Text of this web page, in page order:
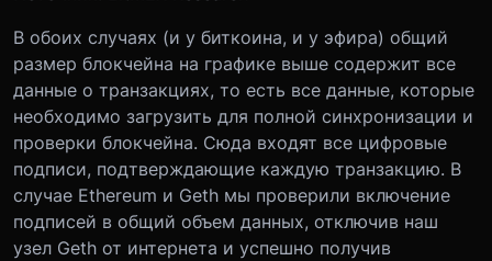
В обоих случаях (и у биткоина, и у эфира) общий
размер блокчейна на графике выше содержит все
данные о транзакциях, то есть все данные, которые
необходимо загрузить для полной синхронизации и
проверки блокчейна. Сюда входят все цифровые
подписи, подтверждающие каждую транзакцию. В
случае Ethereum и Geth мы проверили включение
подписей в общий объем данных, отключив наш
узел Geth от интернета и успешно получив